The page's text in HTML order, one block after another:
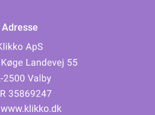
Adresse
www.klikko.dk